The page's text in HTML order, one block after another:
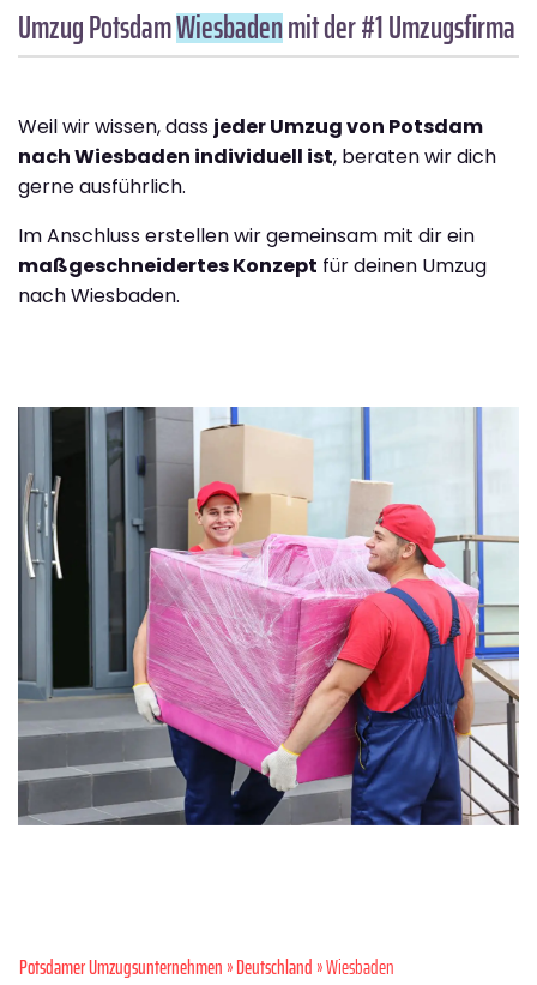
Umzug PotsdamWiesbadenmit der #1 Umzugsfirma
Weil wir wissen, dass jeder Umzug von Potsdam
nach Wiesbaden individuell ist, beraten wir dich
gerne ausführlich.
Im Anschluss erstellen wir gemeinsam mit dir ein
maßgeschneidertes Konzept für deinen Umzug
nach Wiesbaden.
Potsdamer Umzugsunternehmen»Deutschland» Wiesbaden